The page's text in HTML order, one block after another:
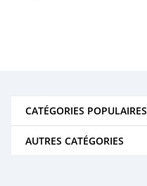
CATÉGORIES POPULAIRES
AUTRES CATÉGORIES